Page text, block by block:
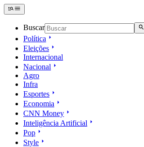
Buscar
Política
Eleições
Internacional
Nacional
Agro
Infra
Esportes
Economia
CNN Money
Inteligência Artificial
Pop
Style